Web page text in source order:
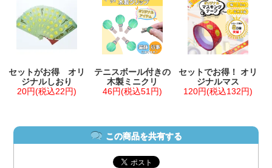
セットがお得 オリ
ジナルしおり
20円(税込22円)
テニスボール付きの
木製ミニクリ
46円(税込51円)
セットでお得！ オリ
ジナルマス
120円(税込132円)
この商品を共有する